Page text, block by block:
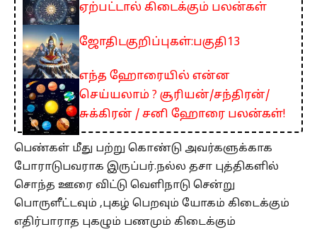
ஏற்பட்டால் கிடைக்கும் பலன்கள்
ஜோதிடகுறிப்புகள்:பகுதி13
எந்த ஹோரையில் என்ன
செய்யலாம் ? சூரியன்/சந்திரன்/
சுக்கிரன் / சனி ஹோரை பலன்கள்!
பெண்கள் மீது பற்று கொண்டு அவர்களுக்காக
போராடுபவராக இருப்பர்.நல்ல தசா புத்திகளில்
சொந்த ஊரை விட்டு வெளிநாடு சென்று
பொருளீட்டவும் ,புகழ் பெறவும் யோகம் கிடைக்கும்
எதிர்பாராத புகழும் பணமும் கிடைக்கும்